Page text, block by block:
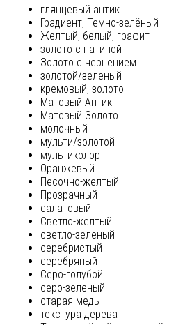
глянцевый антик
Градиент, Темно-зелёный
Желтый, белый, графит
золото с патиной
Золото с чернением
золотой/зеленый
кремовый, золото
Матовый Антик
Матовый Золото
молочный
мульти/золотой
мультиколор
Оранжевый
Песочно-желтый
Прозрачный
салатовый
Светло-желтый
светло-зеленый
серебристый
серебряный
Серо-голубой
серо-зеленый
старая медь
текстура дерева